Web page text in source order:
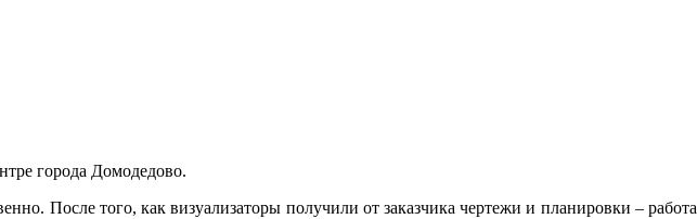
города Домодедово.
После того, как визуализаторы получили от заказчика чертежи и планировки – работа